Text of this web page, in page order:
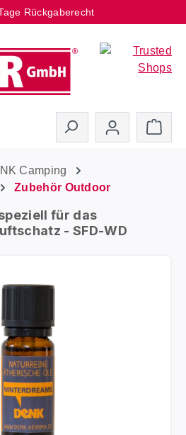
Rückgaberecht
Camping
Zubehör Outdoor
für das
- SFD-WD